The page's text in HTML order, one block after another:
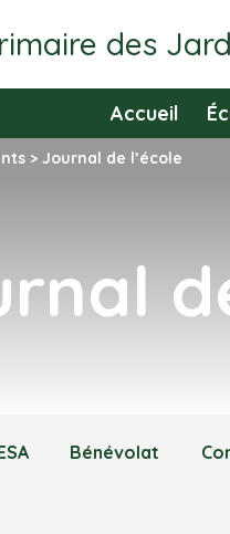
des
Accueil
> Journal de l’école
Bénévolat